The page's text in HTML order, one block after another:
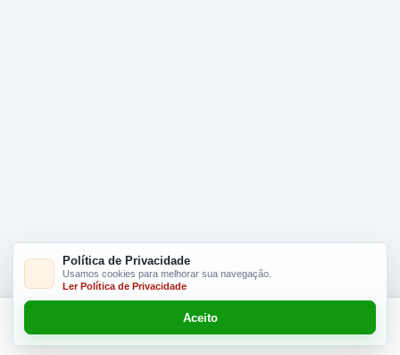
Adicionar R$ 22.90
Política de Privacidade
Usamos cookies para melhorar sua navegação.
Ler Política de Privacidade
Aceito